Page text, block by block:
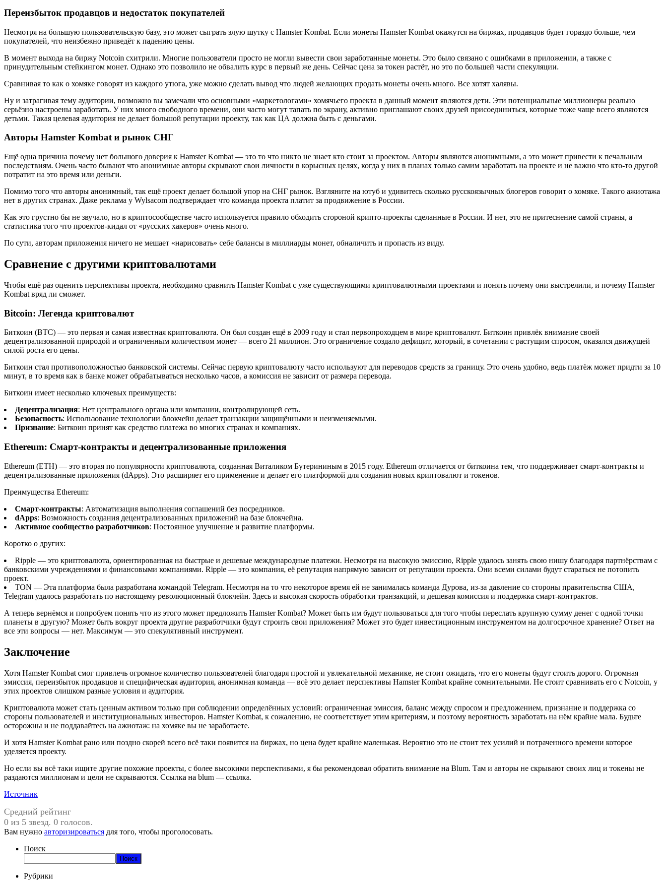
Переизбыток продавцов и недостаток покупателей
Несмотря на большую пользовательскую базу, это может сыграть злую шутку с Hamster Kombat. Если монеты Hamster Kombat окажутся на биржах, продавцов будет гораздо больше, чем
покупателей, что неизбежно приведёт к падению цены.
В момент выхода на биржу Notcoin схитрили. Многие пользователи просто не могли вывести свои заработанные монеты. Это было связано с ошибками в приложении, а также с
принудительным стейкингом монет. Однако это позволило не обвалить курс в первый же день. Сейчас цена за токен растёт, но это по большей части спекуляции.
Сравнивая то как о хомяке говорят из каждого утюга, уже можно сделать вывод что людей желающих продать монеты очень много. Все хотят халявы.
Ну и затрагивая тему аудитории, возможно вы замечали что основными «маркетологами» хомячьего проекта в данный момент являются дети. Эти потенциальные миллионеры реально
серьёзно настроены заработать. У них много свободного времени, они часто могут тапать по экрану, активно приглашают своих друзей присоединиться, которые тоже чаще всего являются
детьми. Такая целевая аудитория не делает большой репутации проекту, так как ЦА должна быть с деньгами.
Авторы Hamster Kombat и рынок СНГ
Ещё одна причина почему нет большого доверия к Hamster Kombat — это то что никто не знает кто стоит за проектом. Авторы являются анонимными, а это может привести к печальным
последствиям. Очень часто бывают что анонимные авторы скрывают свои личности в корысных целях, когда у них в планах только самим заработать на проекте и не важно что кто-то другой
потратит на это время или деньги.
Помимо того что авторы анонимный, так ещё проект делает большой упор на СНГ рынок. Взгляните на ютуб и удивитесь сколько русскоязычных блогеров говорит о хомяке. Такого ажиотажа
нет в других странах. Даже реклама у Wylsacom подтверждает что команда проекта платит за продвижение в России.
Как это грустно бы не звучало, но в криптосообществе часто используется правило обходить стороной крипто-проекты сделанные в России. И нет, это не притеснение самой страны, а
статистика того что проектов-кидал от «русских хакеров» очень много.
По сути, авторам приложения ничего не мешает «нарисовать» себе балансы в миллиарды монет, обналичить и пропасть из виду.
Сравнение с другими криптовалютами
Чтобы ещё раз оценить перспективы проекта, необходимо сравнить Hamster Kombat с уже существующими криптовалютными проектами и понять почему они выстрелили, и почему Hamster
Kombat вряд ли сможет.
Bitcoin: Легенда криптовалют
Биткоин (BTC) — это первая и самая известная криптовалюта. Он был создан ещё в 2009 году и стал первопроходцем в мире криптовалют. Биткоин привлёк внимание своей
децентрализованной природой и ограниченным количеством монет — всего 21 миллион. Это ограничение создало дефицит, который, в сочетании с растущим спросом, оказался движущей
силой роста его цены.
Биткоин стал противоположностью банковской системы. Сейчас первую криптовалюту часто используют для переводов средств за границу. Это очень удобно, ведь платёж может придти за 10
минут, в то время как в банке может обрабатываться несколько часов, а комиссия не зависит от размера перевода.
Биткоин имеет несколько ключевых преимуществ:
Децентрализация: Нет центрального органа или компании, контролирующей сеть.
Безопасность: Использование технологии блокчейн делает транзакции защищёнными и неизменяемыми.
Признание: Биткоин принят как средство платежа во многих странах и компаниях.
Ethereum: Смарт-контракты и децентрализованные приложения
Ethereum (ETH) — это вторая по популярности криптовалюта, созданная Виталиком Бутерининым в 2015 году. Ethereum отличается от биткоина тем, что поддерживает смарт-контракты и
децентрализованные приложения (dApps). Это расширяет его применение и делает его платформой для создания новых криптовалют и токенов.
Преимущества Ethereum:
Смарт-контракты: Автоматизация выполнения соглашений без посредников.
dApps: Возможность создания децентрализованных приложений на базе блокчейна.
Активное сообщество разработчиков: Постоянное улучшение и развитие платформы.
Коротко о других:
Ripple — это криптовалюта, ориентированная на быстрые и дешевые международные платежи. Несмотря на высокую эмиссию, Ripple удалось занять свою нишу благодаря партнёрствам с
банковскими учреждениями и финансовыми компаниями. Ripple — это компания, её репутация напрямую зависит от репутации проекта. Они всеми силами будут стараться не потопить
проект.
TON — Эта платформа была разработана командой Telegram. Несмотря на то что некоторое время ей не занималась команда Дурова, из-за давление со стороны правительства США,
Telegram удалось разработать по настоящему революционный блокчейн. Здесь и высокая скорость обработки транзакций, и дешевая комиссия и поддержка смарт-контрактов.
А теперь вернёмся и попробуем понять что из этого может предложить Hamster Kombat? Может быть им будут пользоваться для того чтобы переслать крупную сумму денег с одной точки
планеты в другую? Может быть вокруг проекта другие разработчики будут строить свои приложения? Может это будет инвестиционным инструментом на долгосрочное хранение? Ответ на
все эти вопросы — нет. Максимум — это спекулятивный инструмент.
Заключение
Хотя Hamster Kombat смог привлечь огромное количество пользователей благодаря простой и увлекательной механике, не стоит ожидать, что его монеты будут стоить дорого. Огромная
эмиссия, переизбыток продавцов и специфическая аудитория, анонимная команда — всё это делает перспективы Hamster Kombat крайне сомнительными. Не стоит сравнивать его с Notcoin, у
этих проектов слишком разные условия и аудитория.
Криптовалюта может стать ценным активом только при соблюдении определённых условий: ограниченная эмиссия, баланс между спросом и предложением, признание и поддержка со
стороны пользователей и институциональных инвесторов. Hamster Kombat, к сожалению, не соответствует этим критериям, и поэтому вероятность заработать на нём крайне мала. Будьте
осторожны и не поддавайтесь на ажиотаж: на хомяке вы не заработаете.
И хотя Hamster Kombat рано или поздно скорей всего всё таки появится на биржах, но цена будет крайне маленькая. Вероятно это не стоит тех усилий и потраченного времени которое
уделяется проекту.
Но если вы всё таки ищите другие похожие проекты, с более высокими перспективами, я бы рекомендовал обратить внимание на Blum. Там и авторы не скрывают своих лиц и токены не
раздаются миллионам и цели не скрываются. Ссылка на blum — ссылка.
Источник
Средний рейтинг
0 из 5 звезд. 0 голосов.
Вам нужно авторизироваться для того, чтобы проголосовать.
Поиск
Поиск
Рубрики